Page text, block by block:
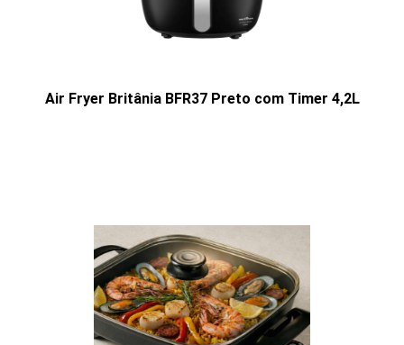
Air Fryer Britânia BFR37 Preto com Timer 4,2L